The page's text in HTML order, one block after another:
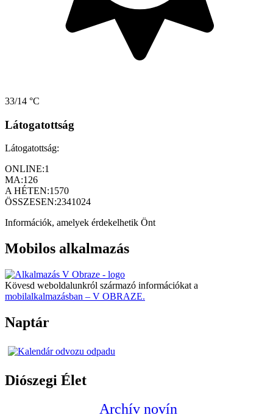
33/14 °C
Látogatottság
Látogatottság:
ONLINE:1
MA:126
A HÉTEN:1570
ÖSSZESEN:2341024
Információk, amelyek érdekelhetik Önt
Mobilos alkalmazás
Kövesd weboldalunkról származó információkat a
mobilalkalmazásban – V OBRAZE.
Naptár
Diószegi Élet
Archív novín